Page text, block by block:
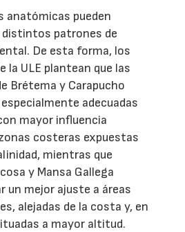
anatómicas pueden
distintos patrones de
De esta forma, los
la ULE plantean que las
Brétema y Carapucho
adecuadas
mayor influencia
costeras expuestas
mientras que
y Mansa Gallega
un mejor ajuste a áreas
alejadas de la costa y, en
a mayor altitud.